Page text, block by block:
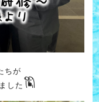
ちが
した